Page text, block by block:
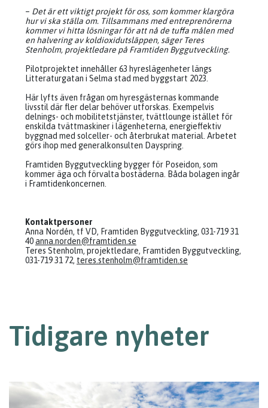
– Det är ett viktigt projekt för oss, som kommer klargöra
hur vi ska ställa om. Tillsammans med entreprenörerna
kommer vi hitta lösningar för att nå de tuffa målen med
en halvering av koldioxidutsläppen, säger Teres
Stenholm, projektledare på Framtiden Byggutveckling.
Pilotprojektet innehåller 63 hyreslägenheter längs
Litteraturgatan i Selma stad med byggstart 2023.
Här lyfts även frågan om hyresgästernas kommande
livsstil där fler delar behöver utforskas. Exempelvis
delnings- och mobilitetstjänster, tvättlounge istället för
enskilda tvättmaskiner i lägenheterna, energieffektiv
byggnad med solceller- och återbrukat material. Arbetet
görs ihop med generalkonsulten Dayspring.
Framtiden Byggutveckling bygger för Poseidon, som
kommer äga och förvalta bostäderna. Båda bolagen ingår
i Framtidenkoncernen.
Kontaktpersoner
Anna Nordén, tf VD, Framtiden Byggutveckling, 031-719 31
40anna.norden@framtiden.se
Teres Stenholm, projektledare, Framtiden Byggutveckling,
031-719 31 72, teres.stenholm@framtiden.se
Tidigare nyheter